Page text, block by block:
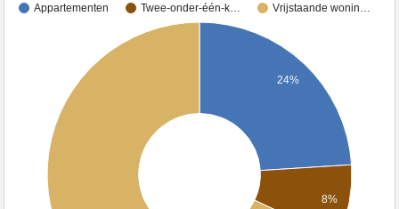
Appartementen Twee-onder-één-k… Vrijstaande wonin…
24%
8%